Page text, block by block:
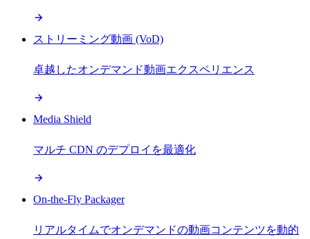
ストリーミング動画 (VoD)
卓越したオンデマンド動画エクスペリエンス
Media Shield
マルチ CDN のデプロイを最適化
On-the-Fly Packager
リアルタイムでオンデマンドの動画コンテンツを動的